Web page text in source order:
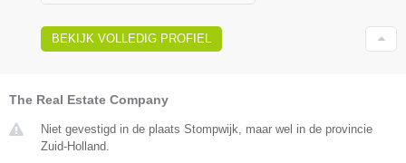
BEKIJK VOLLEDIG PROFIEL
The Real Estate Company
Niet gevestigd in de plaats Stompwijk, maar wel in de provincie
Zuid-Holland.